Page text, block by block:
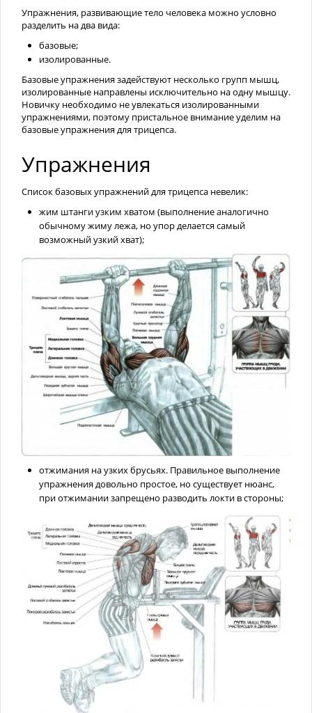
Упражнения, развивающие тело человека можно условно
разделить на два вида:
базовые;
изолированные.
Базовые упражнения задействуют несколько групп мышц,
изолированные направлены исключительно на одну мышцу.
Новичку необходимо не увлекаться изолированными
упражнениями, поэтому пристальное внимание уделим на
базовые упражнения для трицепса.
Упражнения
Список базовых упражнений для трицепса невелик:
жим штанги узким хватом (выполнение аналогично
обычному жиму лежа, но упор делается самый
возможный узкий хват);
отжимания на узких брусьях. Правильное выполнение
упражнения довольно простое, но существует нюанс,
при отжимании запрещено разводить локти в стороны;